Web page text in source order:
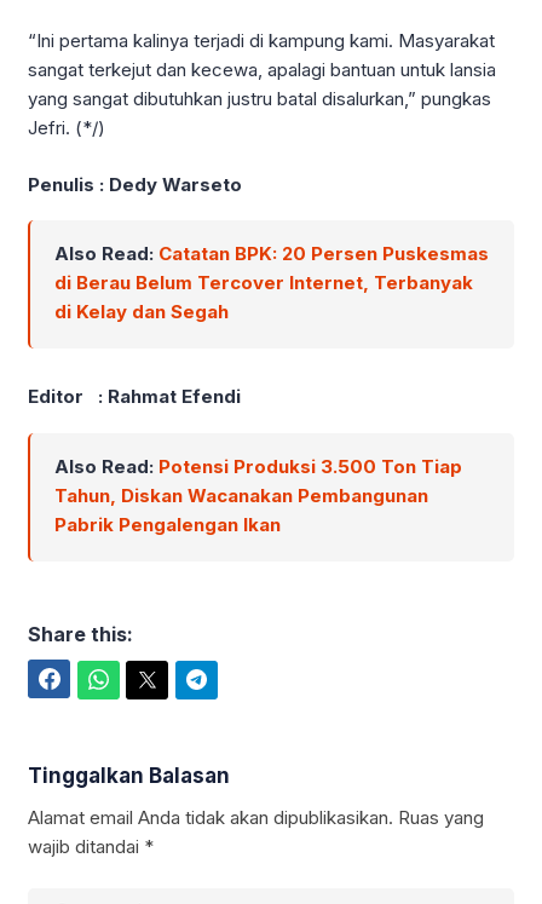
“Ini pertama kalinya terjadi di kampung kami. Masyarakat
sangat terkejut dan kecewa, apalagi bantuan untuk lansia
yang sangat dibutuhkan justru batal disalurkan,” pungkas
Jefri. (*/)
Penulis : Dedy Warseto
Also Read: Catatan BPK: 20 Persen Puskesmas
di Berau Belum Tercover Internet, Terbanyak
di Kelay dan Segah
Editor : Rahmat Efendi
Also Read: Potensi Produksi 3.500 Ton Tiap
Tahun, Diskan Wacanakan Pembangunan
Pabrik Pengalengan Ikan
Share this:
Tinggalkan Balasan
Alamat email Anda tidak akan dipublikasikan. Ruas yang
wajib ditandai *